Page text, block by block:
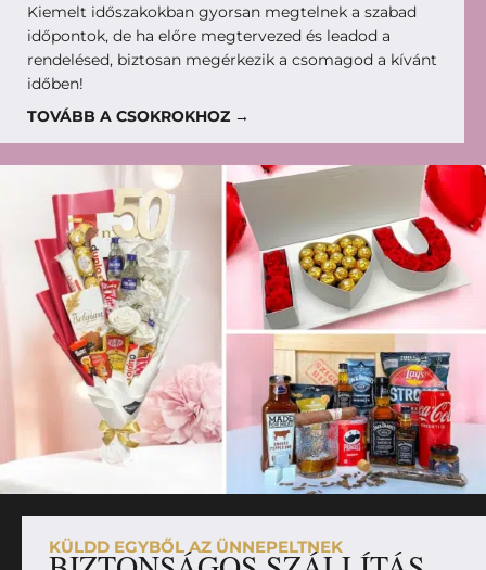
Kiemelt időszakokban gyorsan megtelnek a szabad
időpontok, de ha előre megtervezed és leadod a
rendelésed, biztosan megérkezik a csomagod a kívánt
időben!
TOVÁBB A CSOKROKHOZ →
KÜLDD EGYBŐL AZ ÜNNEPELTNEK